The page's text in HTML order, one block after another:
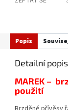
Popis
Detailní
MAREK –
použití